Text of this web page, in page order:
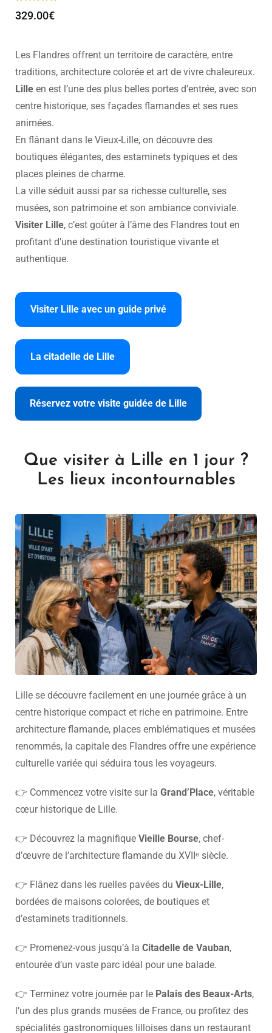
Les Flandres offrent un territoire de caractère, entre
traditions, architecture colorée et art de vivre chaleureux.
Lille en est l’une des plus belles portes d’entrée, avec son
centre historique, ses façades flamandes et ses rues
animées.
En flânant dans le Vieux-Lille, on découvre des
boutiques élégantes, des estaminets typiques et des
places pleines de charme.
La ville séduit aussi par sa richesse culturelle, ses
musées, son patrimoine et son ambiance conviviale.
Visiter Lille, c’est goûter à l’âme des Flandres tout en
profitant d’une destination touristique vivante et
authentique.
Visiter Lille avec un guide privé
La citadelle de Lille
Réservez votre visite guidée de Lille
Que visiter à Lille en 1 jour ?
Les lieux incontournables
Lille se découvre facilement en une journée grâce à un
centre historique compact et riche en patrimoine. Entre
architecture flamande, places emblématiques et musées
renommés, la capitale des Flandres offre une expérience
culturelle variée qui séduira tous les voyageurs.
👉 Commencez votre visite sur la Grand’Place, véritable
cœur historique de Lille.
👉 Découvrez la magnifique Vieille Bourse, chef-
d’œuvre de l’architecture flamande du XVIIᵉ siècle.
👉 Flânez dans les ruelles pavées du Vieux-Lille,
bordées de maisons colorées, de boutiques et
d’estaminets traditionnels.
👉 Promenez-vous jusqu’à la Citadelle de Vauban,
entourée d’un vaste parc idéal pour une balade.
👉 Terminez votre journée par le Palais des Beaux-Arts,
l’un des plus grands musées de France, ou profitez des
spécialités gastronomiques lilloises dans un restaurant